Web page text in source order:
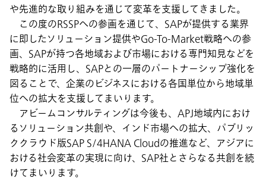
や先進的な取り組みを通じて変革を支援してきました。
この度のRSSPへの参画を通じて、SAPが提供する業界
に即したソリューション提供やGo-To-Market戦略への参
画、SAPが持つ各地域および市場における専門知見などを
戦略的に活用し、SAPとの一層のパートナーシップ強化を
図ることで、企業のビジネスにおける各国単位から地域単
位への拡大を支援してまいります。
アビームコンサルティングは今後も、APJ地域内におけ
るソリューション共創や、インド市場への拡大、パブリッ
ククラウド版SAP S/4HANA Cloudの推進など、アジアに
おける社会変革の実現に向け、SAP社とさらなる共創を続
けてまいります。